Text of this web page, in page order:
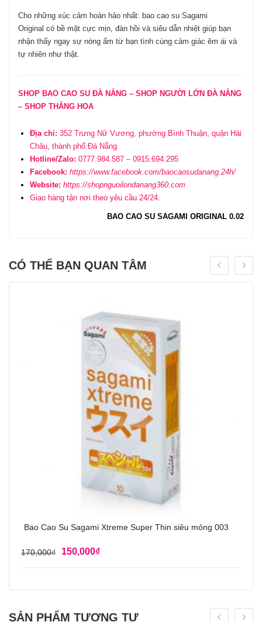
Cho những xúc cảm hoàn hảo nhất: bao cao su Sagami
Original có bề mặt cực mịn, đàn ­hồi và siêu dẫn nhiệt giúp bạn
nhận thấy ngay sự nóng ấm từ bạn tình cùng cảm giác êm ái và
tự nhiên như thật.
SHOP BAO CAO SU ĐÀ NẴNG – SHOP NGƯỜI LỚN ĐÀ NẴNG
– SHOP THĂNG HOA
Địa chỉ: 352 Trưng Nữ Vương, phường Bình Thuận, quận Hải
Châu, thành phố Đà Nẵng
Hotline/Zalo: 0777.984.587 – 0915.694.295
Facebook: https://www.facebook.com/baocaosudanang.24h/
Website: https://shopnguoilondanang360.com
Giao hàng tận nơi theo yêu cầu 24/24.
BAO CAO SU SAGAMI ORIGINAL 0.02
CÓ THỂ BẠN QUAN TÂM
Bao Cao Su Sagami Xtreme Super Thin siêu mỏng 003
170,000₫ 150,000₫
SẢN PHẨM TƯƠNG TỰ